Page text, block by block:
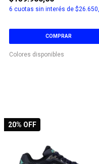
6 cuotas sin interés de
COMPRAR
Colores disponibles
20% OFF